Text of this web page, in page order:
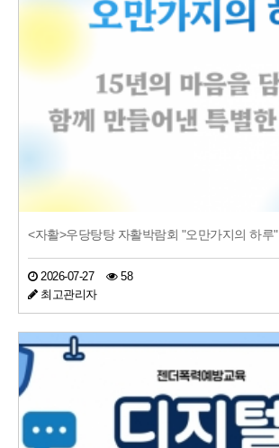
<자활>우당탕탕 자활박람회 "오만가지의 하루"
2026-07-27
58
최고관리자